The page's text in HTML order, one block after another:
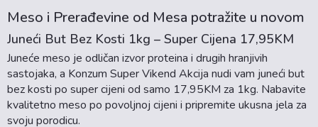
Meso i Prerađevine od Mesa potražite u novom
Juneći But Bez Kosti 1kg – Super Cijena 17,95KM
Juneće meso je odličan izvor proteina i drugih hranjivih
sastojaka, a Konzum Super Vikend Akcija nudi vam juneći but
bez kosti po super cijeni od samo 17,95KM za 1kg. Nabavite
kvalitetno meso po povoljnoj cijeni i pripremite ukusna jela za
svoju porodicu.